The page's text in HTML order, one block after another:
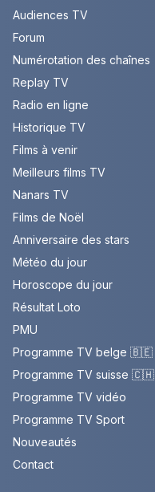
Audiences TV
Forum
Numérotation des chaînes
Replay TV
Radio en ligne
Historique TV
Films à venir
Meilleurs films TV
Nanars TV
Films de Noël
Anniversaire des stars
Météo du jour
Horoscope du jour
Résultat Loto
PMU
Programme TV belge 🇧🇪
Programme TV suisse 🇨🇭
Programme TV vidéo
Programme TV Sport
Nouveautés
Contact